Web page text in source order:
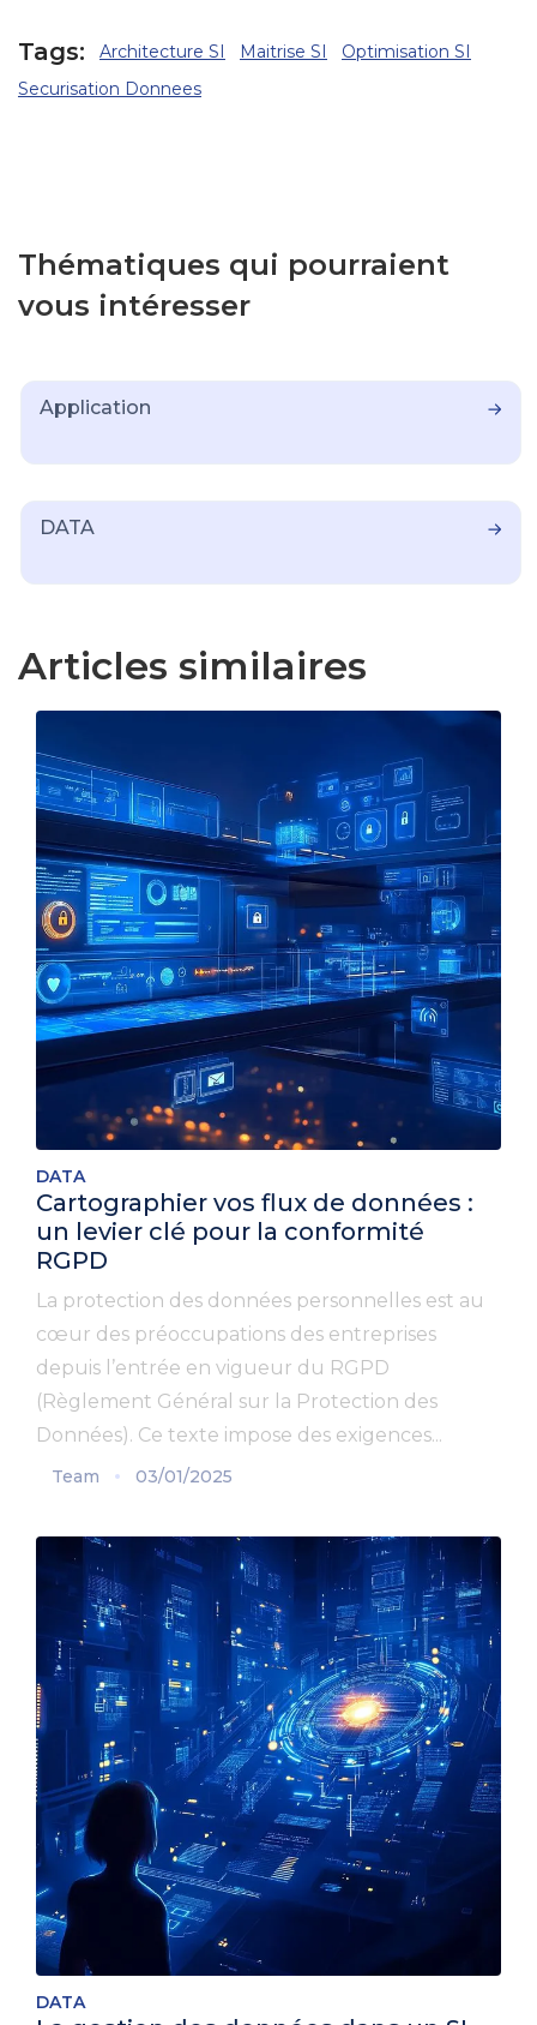
Tags: Architecture SI Maitrise SI
Optimisation SI
Securisation Donnees
Thématiques qui pourraient
vous intéresser
Application
DATA
Articles similaires
DATA
Cartographier vos flux de données :
un levier clé pour la conformité
RGPD
La protection des données personnelles est au
cœur des préoccupations des entreprises
depuis l’entrée en vigueur du RGPD
(Règlement Général sur la Protection des
Données). Ce texte impose des exigences...
Team 03/01/2025
DATA